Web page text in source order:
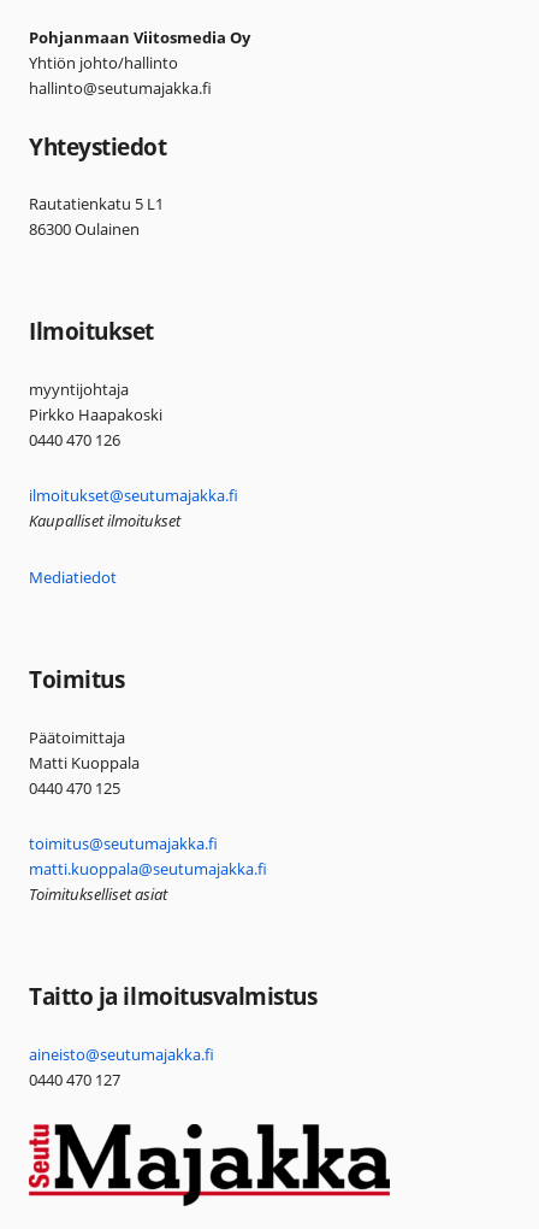
Pohjanmaan Viitosmedia Oy
Yhtiön johto/hallinto
hallinto@seutumajakka.fi
Yhteystiedot
Rautatienkatu 5 L1
86300 Oulainen
Ilmoitukset
myyntijohtaja
Pirkko Haapakoski
0440 470 126
ilmoitukset@seutumajakka.fi
Kaupalliset ilmoitukset
Mediatiedot
Toimitus
Päätoimittaja
Matti Kuoppala
0440 470 125
toimitus@seutumajakka.fi
matti.kuoppala@seutumajakka.fi
Toimitukselliset asiat
Taitto ja ilmoitusvalmistus
aineisto@seutumajakka.fi
0440 470 127